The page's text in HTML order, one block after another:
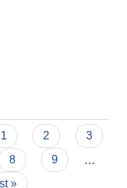
1 2
3
8 9
»